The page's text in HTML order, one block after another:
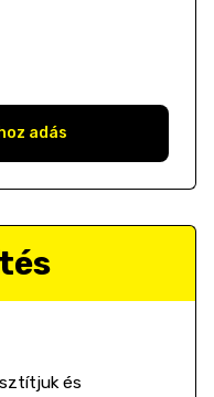
adás
és